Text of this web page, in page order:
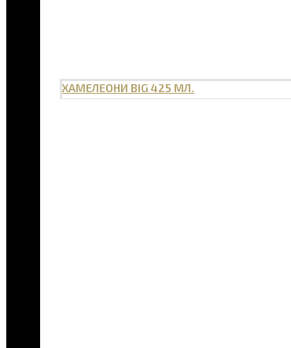
ХАМЕЛЕОНИ BIG 425 МЛ.